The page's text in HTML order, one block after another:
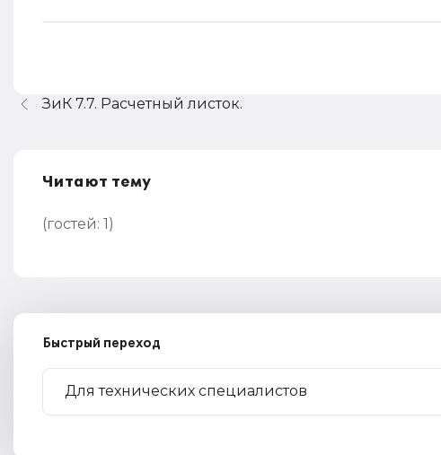
ЗиК 7.7. Расчетный листок.
Читают тему
(гостей: 1)
Быстрый переход